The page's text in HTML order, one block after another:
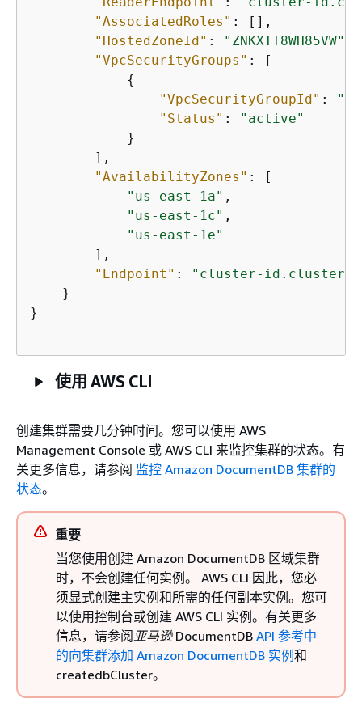
"AssociatedRoles" : [],
"HostedZoneId" : "ZNKXTT8WH85VW"
"VpcSecurityGroups" : [
{
"VpcSecurityGroupId" :
"Status" :
"active"
            }
        ],
"AvailabilityZones" : [
"us-east-1a" ,
"us-east-1c" ,
"us-east-1e"
        ],
"Endpoint" :
"cluster-id.cluster-
    }
}
使用 AWS CLI
创建集群需要几分钟时间。您可以使用 AWS
Management Console 或 AWS CLI 来监控集群的状态。有
关更多信息，请参阅 监控 Amazon DocumentDB 集群的
状态。
重要
当您使用创建 Amazon DocumentDB 区域集群
时，不会创建任何实例。 AWS CLI 因此，您必
须显式创建主实例和所需的任何副本实例。您可
以使用控制台或创建 AWS CLI 实例。有关更多
信息，请参阅亚马逊DocumentDB API 参考中
的向集群添加 Amazon DocumentDB 实例 和
createdbCluster。